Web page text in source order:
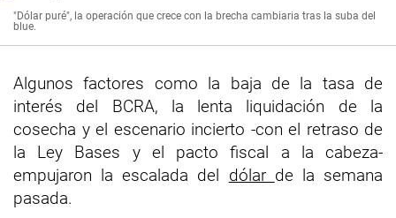
"Dólar puré", la operación que crece con la brecha cambiaria tras la suba del
blue.
Algunos factores como la baja de la tasa de
interés del BCRA, la lenta liquidación de la
cosecha y el escenario incierto -con el retraso de
la Ley Bases y el pacto fiscal a la cabeza-
empujaron la escalada del dólar de la semana
pasada.